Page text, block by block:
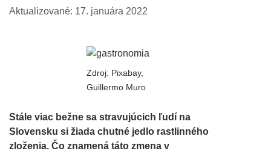
Aktualizované: 17. januára 2022
Zdroj: Pixabay,
Guillermo Muro
Stále viac bežne sa stravujúcich ľudí na
Slovensku si žiada chutné jedlo rastlinného
zloženia. Čo znamená táto zmena v